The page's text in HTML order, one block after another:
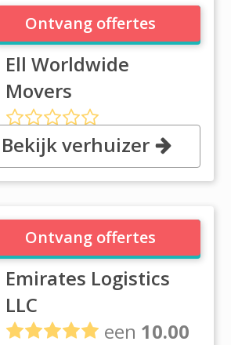
Ell Worldwide Movers
Ell Worldwide
Movers
#206, Business Venue, Oud
Metha, Dubai
Ontvang offertes
Bekijk verhuizer
Emirates Logistics LLC
Emirates Logistics
LLC
een 10.00
Ontvang offertes